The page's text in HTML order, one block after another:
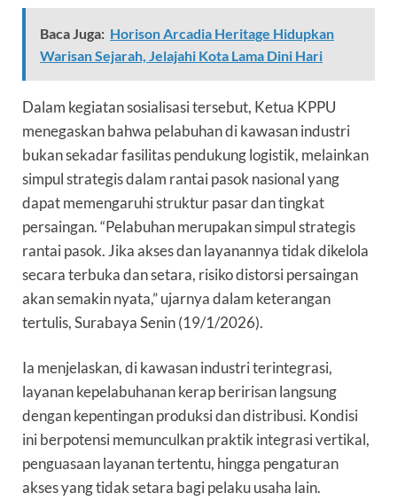
Baca Juga: Horison Arcadia Heritage Hidupkan
Warisan Sejarah, Jelajahi Kota Lama Dini Hari
Dalam kegiatan sosialisasi tersebut, Ketua KPPU
menegaskan bahwa pelabuhan di kawasan industri
bukan sekadar fasilitas pendukung logistik, melainkan
simpul strategis dalam rantai pasok nasional yang
dapat memengaruhi struktur pasar dan tingkat
persaingan. “Pelabuhan merupakan simpul strategis
rantai pasok. Jika akses dan layanannya tidak dikelola
secara terbuka dan setara, risiko distorsi persaingan
akan semakin nyata,” ujarnya dalam keterangan
tertulis, Surabaya Senin (19/1/2026).
Ia menjelaskan, di kawasan industri terintegrasi,
layanan kepelabuhanan kerap beririsan langsung
dengan kepentingan produksi dan distribusi. Kondisi
ini berpotensi memunculkan praktik integrasi vertikal,
penguasaan layanan tertentu, hingga pengaturan
akses yang tidak setara bagi pelaku usaha lain.